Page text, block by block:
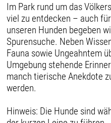
Im Park rund um das
viel zu entdecken – auch
unseren Hunden begeben
Spurensuche. Neben
Fauna sowie Ungeahntem
Umgebung stehende
manch tierische Anekdote
werden.
Hinweis: Die Hunde sind